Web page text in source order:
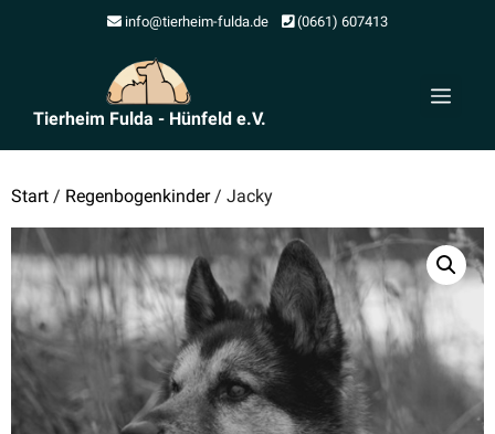
info@tierheim-fulda.de (0661) 607413
Tierheim Fulda - Hünfeld e.V.
Start / Regenbogenkinder/ Jacky